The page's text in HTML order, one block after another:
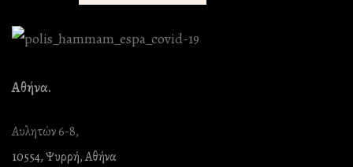
Αθήνα.
Αυλητών 6-8,
10554, Ψυρρή, Αθήνα